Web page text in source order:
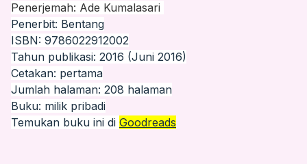
Penerjemah: Ade Kumalasari
Penerbit: Bentang
ISBN: 9786022912002
Tahun publikasi: 2016 (Juni 2016)
Cetakan: pertama
Jumlah halaman: 208 halaman
Buku: milik pribadi
Temukan buku ini di Goodreads